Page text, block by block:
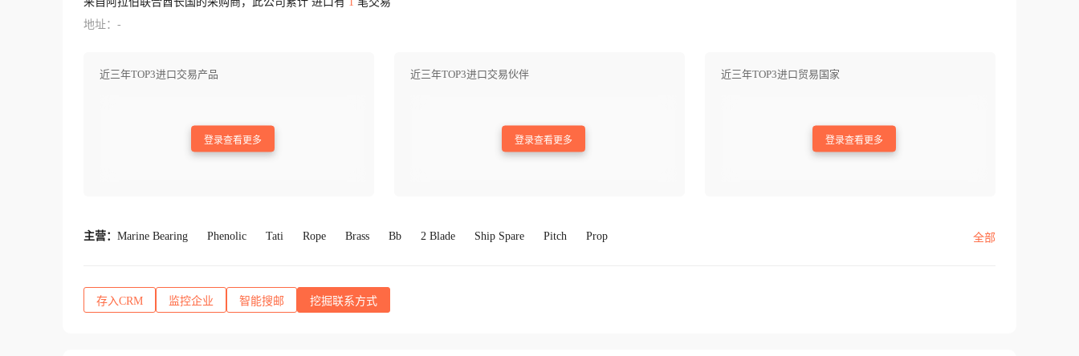
地址：-
近三年TOP3进口交易产品
登录查看更多
近三年TOP3进口交易伙伴
登录查看更多
近三年TOP3进口贸易国家
登录查看更多
主营： Marine Bearing Phenolic Tati Rope Brass Bb 2 Blade Ship Spare Pitch Prop 全部
存入CRM 监控企业 智能搜邮 挖掘联系方式